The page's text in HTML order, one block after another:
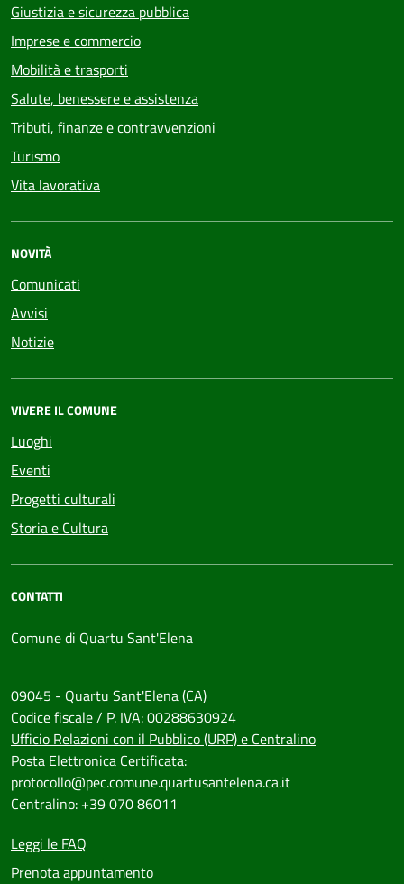
Giustizia e sicurezza pubblica
Imprese e commercio
Mobilità e trasporti
Salute, benessere e assistenza
Tributi, finanze e contravvenzioni
Turismo
Vita lavorativa
NOVITÀ
Comunicati
Avvisi
Notizie
VIVERE IL COMUNE
Luoghi
Eventi
Progetti culturali
Storia e Cultura
CONTATTI
Comune di Quartu Sant'Elena
09045 - Quartu Sant'Elena (CA)
Codice fiscale / P. IVA: 00288630924
Ufficio Relazioni con il Pubblico (URP) e Centralino
Posta Elettronica Certificata:
protocollo@pec.comune.quartusantelena.ca.it
Centralino: +39 070 86011
Leggi le FAQ
Prenota appuntamento